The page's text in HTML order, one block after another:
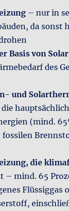
– nur in
da sonst
Basis von
des
und
die
(mind.
die
– mind. 65
Flüssiggas